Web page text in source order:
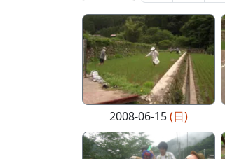
2008-06-15(日)